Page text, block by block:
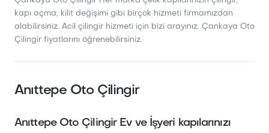
kapı açma, kilit değişimi gibi birçok hizmeti firmamızdan
alabilirsiniz. Acil çilingir hizmeti için bizi arayınız. Çankaya Oto
Çilingir fiyatlarını öğrenebilirsiniz.
Anıttepe Oto Çilingir
Anıttepe Oto Çilingir Ev ve İşyeri kapılarınızı